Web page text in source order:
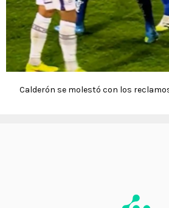
Calderón se molestó con los